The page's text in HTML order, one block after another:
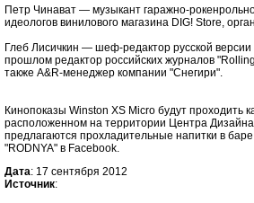
Петр Чинават — музыкант гаражно-
идеологов винилового магазина DIG! Store,
Глеб Лисичкин — шеф-редактор русской
прошлом редактор российских журналов
также A&R-менеджер компании "Снегири".
Кинопоказы Winston XS Micro будут проходить
расположенном на территории Центра
предлагаются прохладительные напитки в
"RODNYA" в Facebook.
Дата: 17 сентября 2012
Источник: